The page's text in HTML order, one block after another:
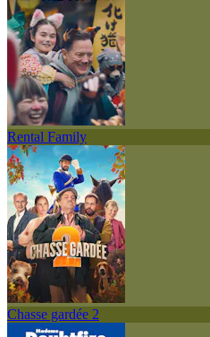
Rental Family
Chasse gardée 2